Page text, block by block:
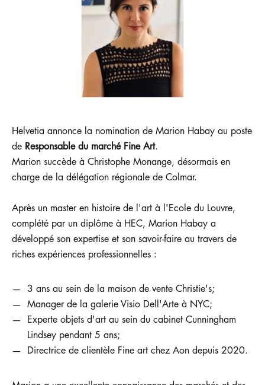
Helvetia annonce la nomination de Marion Habay au poste
de Responsable du marché Fine Art.
Marion succède à Christophe Monange, désormais en
charge de la délégation régionale de Colmar.
Après un master en histoire de l'art à l'Ecole du Louvre,
complété par un diplôme à HEC, Marion Habay a
développé son expertise et son savoir-faire au travers de
riches expériences professionnelles :
3 ans au sein de la maison de vente Christie's;
Manager de la galerie Visio Dell'Arte à NYC;
Experte objets d'art au sein du cabinet Cunningham
Lindsey pendant 5 ans;
Directrice de clientèle Fine art chez Aon depuis 2020.